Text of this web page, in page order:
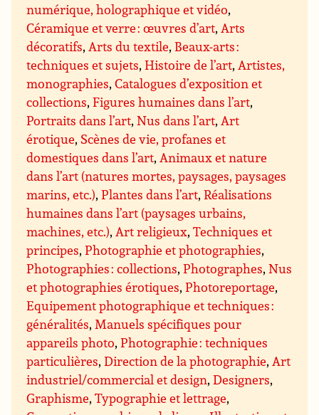
numérique, holographique et vidéo,
Céramique et verre : œuvres d’art,Arts
décoratifs,Arts du textile, Beaux-arts :
techniques et sujets,Histoire de l’art,Artistes,
monographies,Catalogues d’exposition et
collections,Figures humaines dans l’art,
Portraits dans l’art,Nus dans l’art,Art
érotique, Scènes de vie, profanes et
domestiques dans l’art,Animaux et nature
dans l’art (natures mortes, paysages, paysages
marins, etc.),Plantes dans l’art,Réalisations
humaines dans l’art (paysages urbains,
machines, etc.),Art religieux,Techniques et
principes,Photographie et photographies,
Photographies : collections,Photographes,Nus
et photographies érotiques,Photoreportage,
Equipement photographique et techniques :
généralités,Manuels spécifiques pour
appareils photo,Photographie : techniques
particulières,Direction de la photographie,Art
industriel/commercial et design,Designers,
Graphisme,Typographie et lettrage,